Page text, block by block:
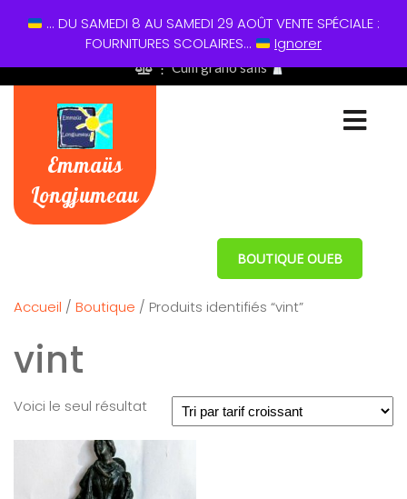
01 60 49 13 60
⋮ Cum grano salis
Emmaüs
Longjumeau
BOUTIQUE OUEB
Accueil / Boutique / Produits identifiés “vint”
vint
Voici le seul résultat
... DU SAMEDI 8 AU SAMEDI 29 AOÛT VENTE SPÉCIALE :
FOURNITURES SCOLAIRES...
Ignorer